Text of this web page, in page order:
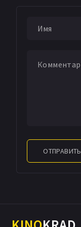
ОТПРАВИТЬ